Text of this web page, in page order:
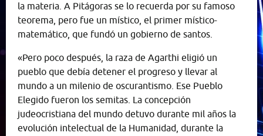
la materia. A Pitágoras se lo recuerda por su famoso
teorema, pero fue un místico, el primer místico-
matemático, que fundó un gobierno de santos.
«Pero poco después, la raza de Agarthi eligió un
pueblo que debía detener el progreso y llevar al
mundo a un milenio de oscurantismo. Ese Pueblo
Elegido fueron los semitas. La concepción
judeocristiana del mundo detuvo durante mil años la
evolución intelectual de la Humanidad, durante la